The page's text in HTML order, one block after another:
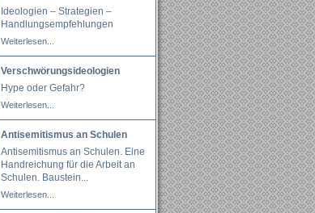
Ideologien – Strategien –
Handlungsempfehlungen
Weiterlesen...
Verschwörungsideologien
Hype oder Gefahr?
Weiterlesen...
Antisemitismus an Schulen
Antisemitismus an Schulen. Eine
Handreichung für die Arbeit an
Schulen. Baustein...
Weiterlesen...